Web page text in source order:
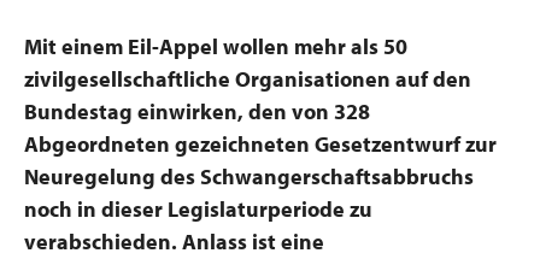
Mit einem Eil-Appel wollen mehr als 50
zivilgesellschaftliche Organisationen auf den
Bundestag einwirken, den von 328
Abgeordneten gezeichneten Gesetzentwurf zur
Neuregelung des Schwangerschaftsabbruchs
noch in dieser Legislaturperiode zu
verabschieden. Anlass ist eine